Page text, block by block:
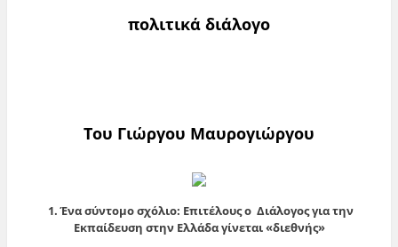
πολιτικά διάλογο
Του Γιώργου Μαυρογιώργου
1. Ένα σύντομο σχόλιο: Επιτέλους ο Διάλογος για την
Εκπαίδευση στην Ελλάδα γίνεται «διεθνής»